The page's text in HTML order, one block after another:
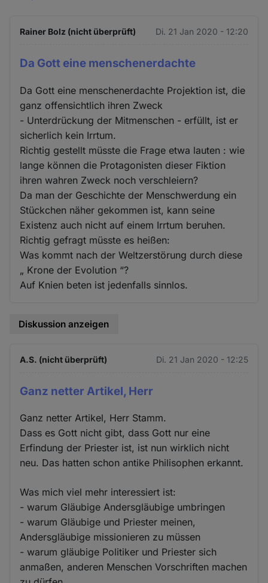
Rainer Bolz (nicht überprüft) Di. 21 Jan 2020 - 12:20
Da Gott eine menschenerdachte
Da Gott eine menschenerdachte Projektion ist, die
ganz offensichtlich ihren Zweck
- Unterdrückung der Mitmenschen - erfüllt, ist er
sicherlich kein Irrtum.
Richtig gestellt müsste die Frage etwa lauten : wie
lange können die Protagonisten dieser Fiktion
ihren wahren Zweck noch verschleiern?
Da man der Geschichte der Menschwerdung ein
Stückchen näher gekommen ist, kann seine
Existenz auch nicht auf einem Irrtum beruhen.
Richtig gefragt müsste es heißen:
Was kommt nach der Weltzerstörung durch diese
„ Krone der Evolution “?
Auf Knien beten ist jedenfalls sinnlos.
Diskussion anzeigen
A.S. (nicht überprüft) Di. 21 Jan 2020 - 12:25
Ganz netter Artikel, Herr
Ganz netter Artikel, Herr Stamm.
Dass es Gott nicht gibt, dass Gott nur eine
Erfindung der Priester ist, ist nun wirklich nicht
neu. Das hatten schon antike Philisophen erkannt.
Was mich viel mehr interessiert ist:
- warum Gläubige Andersgläubige umbringen
- warum Gläubige und Priester meinen,
Andersgläubige missionieren zu müssen
- warum gläubige Politiker und Priester sich
anmaßen, anderen Menschen Vorschriften machen